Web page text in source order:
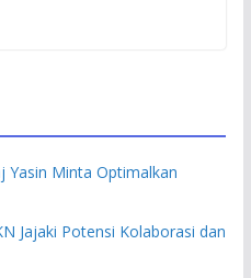
Yasin Minta Optimalkan
Jajaki Potensi Kolaborasi dan